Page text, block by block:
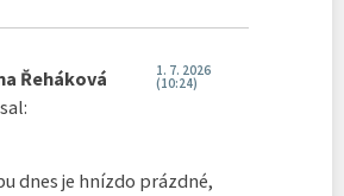
Řeháková
1. 7. 2026
(10:24)
dnes je hnízdo prázdné,